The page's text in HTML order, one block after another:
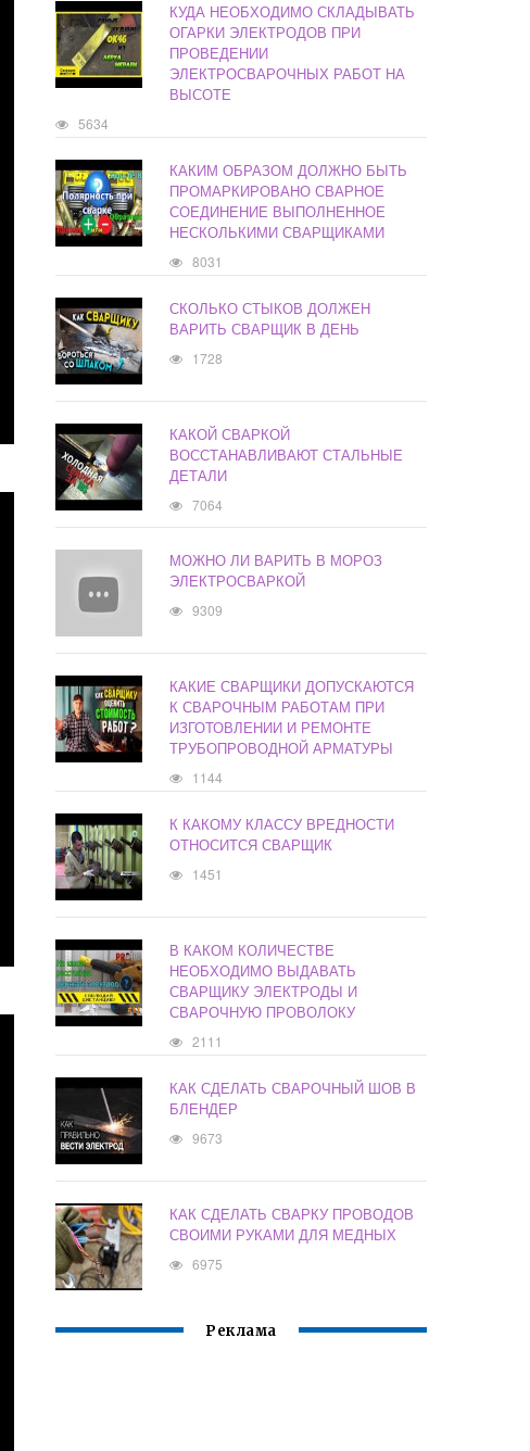
КУДА НЕОБХОДИМО СКЛАДЫВАТЬ
ОГАРКИ ЭЛЕКТРОДОВ ПРИ
ПРОВЕДЕНИИ
ЭЛЕКТРОСВАРОЧНЫХ РАБОТ НА
ВЫСОТЕ
5634
КАКИМ ОБРАЗОМ ДОЛЖНО БЫТЬ
ПРОМАРКИРОВАНО СВАРНОЕ
СОЕДИНЕНИЕ ВЫПОЛНЕННОЕ
НЕСКОЛЬКИМИ СВАРЩИКАМИ
8031
СКОЛЬКО СТЫКОВ ДОЛЖЕН
ВАРИТЬ СВАРЩИК В ДЕНЬ
1728
КАКОЙ СВАРКОЙ
ВОССТАНАВЛИВАЮТ СТАЛЬНЫЕ
ДЕТАЛИ
7064
МОЖНО ЛИ ВАРИТЬ В МОРОЗ
ЭЛЕКТРОСВАРКОЙ
9309
КАКИЕ СВАРЩИКИ ДОПУСКАЮТСЯ
К СВАРОЧНЫМ РАБОТАМ ПРИ
ИЗГОТОВЛЕНИИ И РЕМОНТЕ
ТРУБОПРОВОДНОЙ АРМАТУРЫ
1144
К КАКОМУ КЛАССУ ВРЕДНОСТИ
ОТНОСИТСЯ СВАРЩИК
1451
В КАКОМ КОЛИЧЕСТВЕ
НЕОБХОДИМО ВЫДАВАТЬ
СВАРЩИКУ ЭЛЕКТРОДЫ И
СВАРОЧНУЮ ПРОВОЛОКУ
2111
КАК СДЕЛАТЬ СВАРОЧНЫЙ ШОВ В
БЛЕНДЕР
9673
КАК СДЕЛАТЬ СВАРКУ ПРОВОДОВ
СВОИМИ РУКАМИ ДЛЯ МЕДНЫХ
6975
Реклама